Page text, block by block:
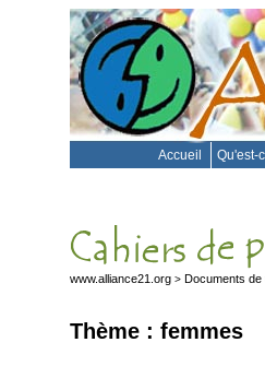
Accueil Qu'est-
www.alliance21.org > Documents de
Thème : femmes